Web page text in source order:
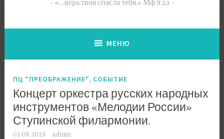
«…вера твоя спасла тебя.» Мф.9:22
МЕНЮ
ПЦ "ПРЕОБРАЖЕНИЕ" СОБЫТИЕ
Концерт оркестра русских народных
инструментов «Мелодии России»
Ступинской филармонии.
01.08.2019 admin